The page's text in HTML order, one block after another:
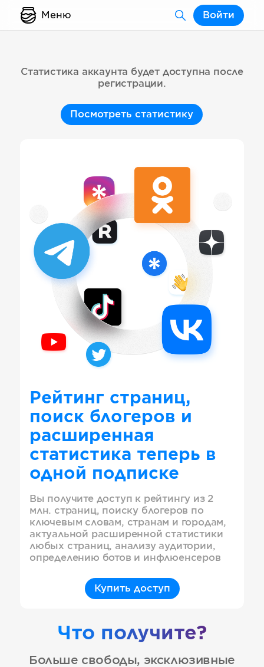
Меню Войти
Статистика аккаунта будет доступна после
регистрации.
Посмотреть статистику
Рейтинг страниц,
поиск блогеров и
расширенная
статистика теперь в
одной подписке
Вы получите доступ к рейтингу из 2
млн. страниц, поиску блогеров по
ключевым словам, странам и городам,
актуальной расширенной статистики
любых страниц, анализу аудитории,
определению ботов и инфлюенсеров
Купить доступ
Что получите?
Больше свободы, эксклюзивные